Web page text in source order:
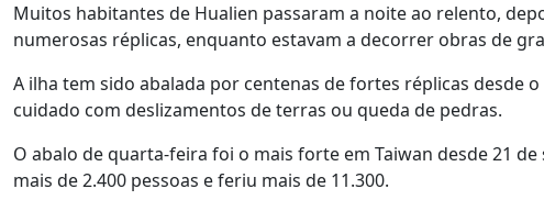
Muitos habitantes de Hualien passaram a noite ao relento,
numerosas réplicas, enquanto estavam a decorrer obras de
A ilha tem sido abalada por centenas de fortes réplicas desde
cuidado com deslizamentos de terras ou queda de pedras.
O abalo de quarta-feira foi o mais forte em Taiwan desde 21
mais de 2.400 pessoas e feriu mais de 11.300.